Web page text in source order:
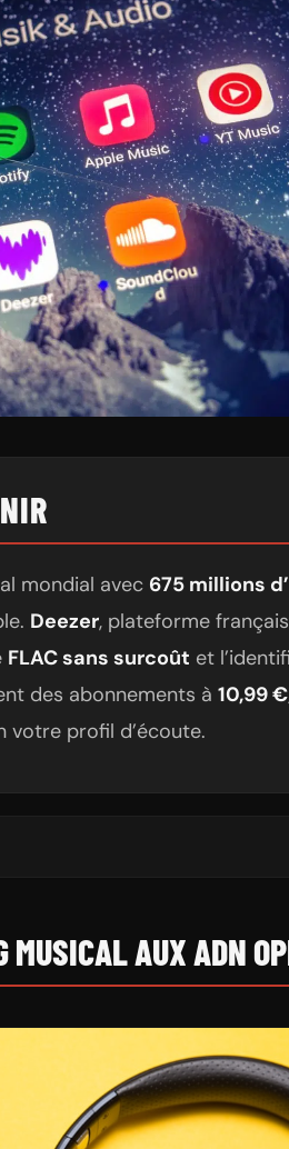
mondial avec 675 millions
Deezer, plateforme
FLAC sans surcoût et
des abonnements à 10,99
votre profil d’écoute.
AUX ADN